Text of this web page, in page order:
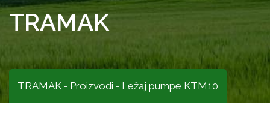
TRAMAK
TRAMAK - Proizvodi - Ležaj pumpe KTM10